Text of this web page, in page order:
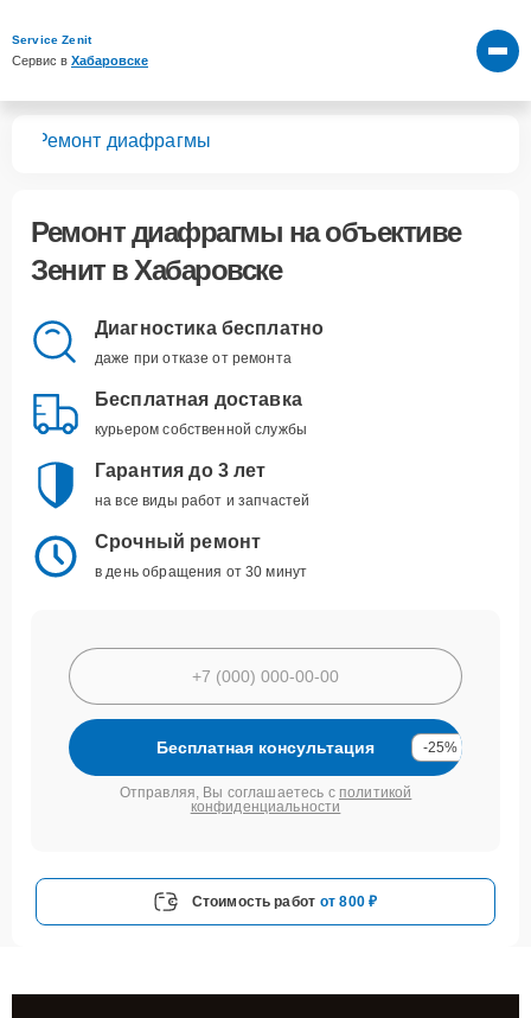
Service Zenit
Сервис в Хабаровске
Ремонт диафрагмы
Ремонт диафрагмы на объективе
Зенит в Хабаровске
Диагностика бесплатно
даже при отказе от ремонта
Бесплатная доставка
курьером собственной службы
Гарантия до 3 лет
на все виды работ и запчастей
Срочный ремонт
в день обращения от 30 минут
Бесплатная консультация -25%
Отправляя, Вы соглашаетесь с политикой
конфиденциальности
Стоимость работ от 800 ₽